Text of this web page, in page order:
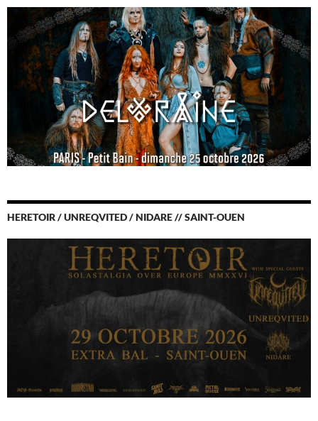
HERETOIR / UNREQVITED / NIDARE // SAINT-OUEN